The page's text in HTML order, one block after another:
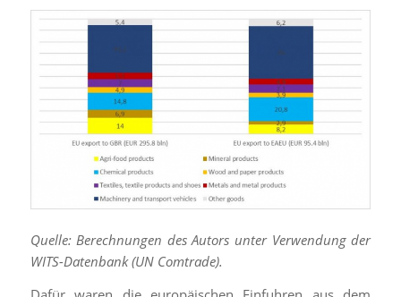
Quelle: Berechnungen des Autors unter Verwendung der
WITS-Datenbank (UN Comtrade).